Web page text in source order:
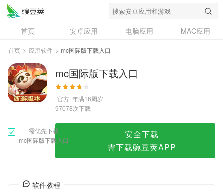
首页 安卓应用 电脑应用
MAC应用
资讯
专题
问答
首页 > 应用软件 > mc国际版下载入口
mc国际版下载入口
官方 年满16周岁
97078次下载
需优先下载
mc国际版下载入口
安全下载
需下载豌豆荚APP
软件教程